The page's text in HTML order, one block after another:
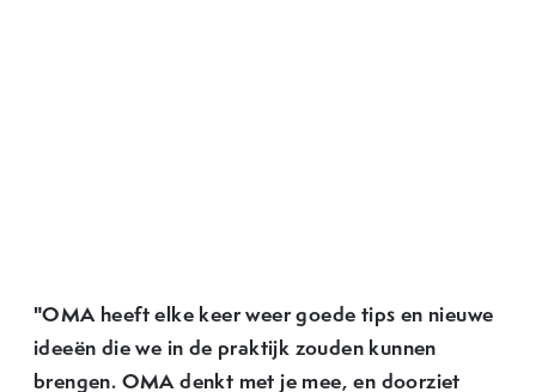
"OMA heeft elke keer weer goede tips en nieuwe
ideeën die we in de praktijk zouden kunnen
brengen. OMA denkt met je mee, en doorziet